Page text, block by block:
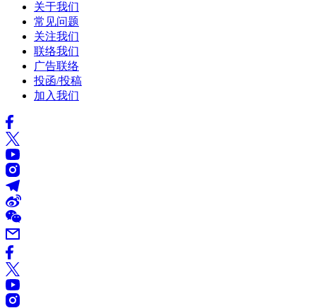
关于我们
常见问题
关注我们
联络我们
广告联络
投函/投稿
加入我们